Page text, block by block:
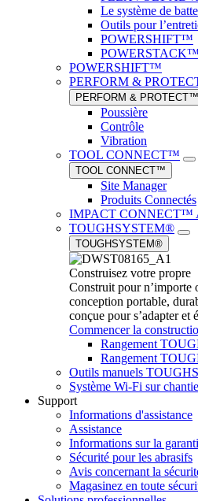
Le système de
Outils pour
POWERSHIFT™
POWERSTACK™
POWERSHIFT™
PERFORM &
PERFORM & PROTECT™
Poussière
Contrôle
Vibration
TOOL CONNECT™
TOOL CONNECT™
Site Manager
Produits Connectés
IMPACT CONNECT™
TOUGHSYSTEM®
TOUGHSYSTEM®
Construisez votre propre
Construit pour n’importe
conception portable,
conçue pour s’adapter et
Commencer la
Rangement
Rangement
Outils manuels
Système Wi-Fi sur
Support
Informations d'assistance
Assistance
Informations sur la
Sécurité pour les abrasifs
Avis concernant la
Magasinez en toute